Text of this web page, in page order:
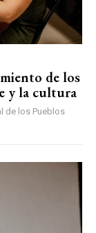
de los
y la cultura
de los Pueblos